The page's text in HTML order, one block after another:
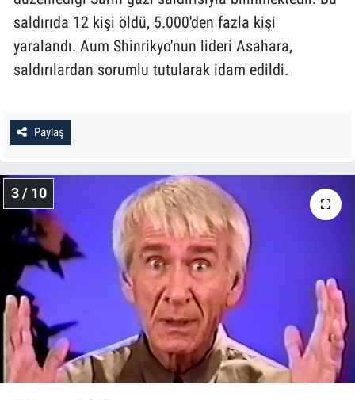
saldırıda 12 kişi öldü, 5.000'den fazla kişi
yaralandı. Aum Shinrikyo'nun lideri Asahara,
saldırılardan sorumlu tutularak idam edildi.
Paylaş
3 / 10